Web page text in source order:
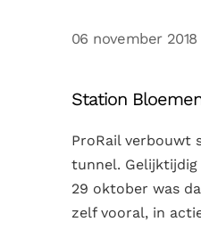
06 november 2018
Station
ProRail verbouwt
tunnel. Gelijktijdig
29 oktober was
zelf vooral, in